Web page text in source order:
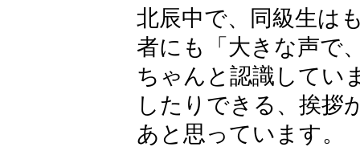
北辰中で、同級生は
者にも「大きな声で
ちゃんと認識してい
したりできる、挨拶
あと思っています。